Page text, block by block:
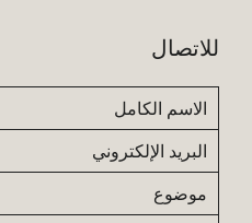
للاتصال
الاسم
الكامل
البريد
الإلكتروني